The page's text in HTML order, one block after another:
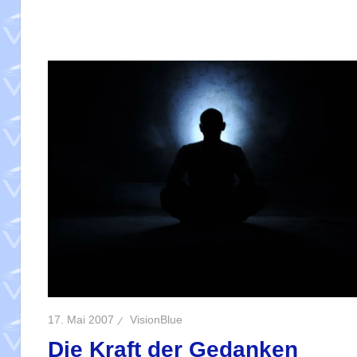
17. Mai 2007 VisionBlue
Die Kraft der Gedanken